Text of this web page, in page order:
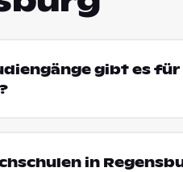
gibt es
in